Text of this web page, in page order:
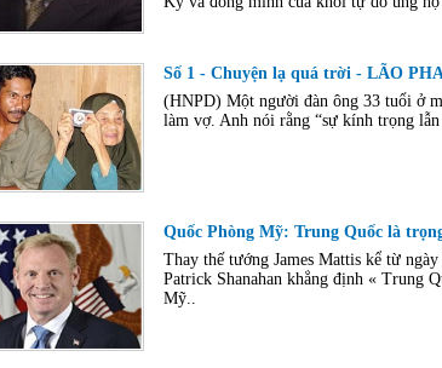
Số 1 - Chuyện lạ quá trời - LÃO
(HNPD) Một người đàn ông 33 tuổi ở
làm vợ. Anh nói rằng “sự kính trọng
Quốc Phòng Mỹ: Trung Quốc là
Thay thế tướng James Mattis kể từ
Patrick Shanahan khẳng định « Trung
Mỹ..